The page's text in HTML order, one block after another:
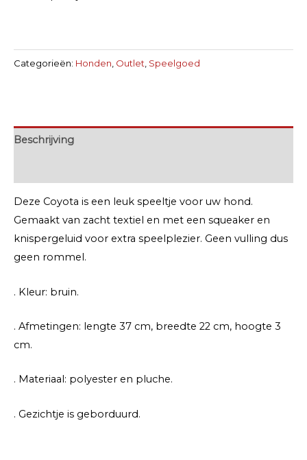
Categorieën: Honden Outlet Speelgoed
Beschrijving
Deze Coyota is een leuk speeltje voor uw hond.
Gemaakt van zacht textiel en met een squeaker en
knispergeluid voor extra speelplezier. Geen vulling dus
geen rommel.
. Kleur: bruin.
. Afmetingen: lengte 37 cm, breedte 22 cm, hoogte 3
cm.
. Materiaal: polyester en pluche.
. Gezichtje is geborduurd.